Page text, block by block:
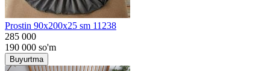
Prostin 90x200x25 sm 11238
285 000
190 000 so'm
Buyurtma